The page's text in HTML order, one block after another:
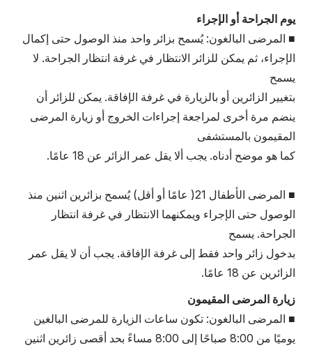
يوم الجراحة أو الإجراء
■ المرضى البالغون: يُسمح بزائر واحد منذ الوصول حتى إكمال
الإجراء، ثم يمكن للزائر الانتظار في غرفة انتظار الجراحة. لا
يسمح
بتغيير الزائرين أو بالزيارة في غرفة الإفاقة. يمكن للزائر أن
ينضم مرة أخرى لمراجعة إجراءات الخروج أو زيارة المرضى
المقيمون بالمستشفى
كما هو موضح أدناه. يجب ألا يقل عمر الزائر عن 18 عامًا.
■ المرضى الأطفال 21( عامًا أو أقل) يُسمح بزائرين اثنين منذ
الوصول حتى الإجراء ويمكنهما الانتظار في غرفة انتظار
الجراحة. يسمح
بدخول زائر واحد فقط إلى غرفة الإفاقة. يجب أن لا يقل عمر
الزائرين عن 18 عامًا.
زيارة المرضى المقيمون
■ المرضى البالغون: تكون ساعات الزيارة للمرضى البالغين
يوميًا من 8:00 صباحًا إلى 8:00 مساءً بحد أقصى زائرين اثنين